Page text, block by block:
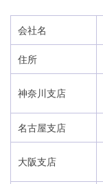
会社名
住所
神奈川支店
名古屋支店
大阪支店